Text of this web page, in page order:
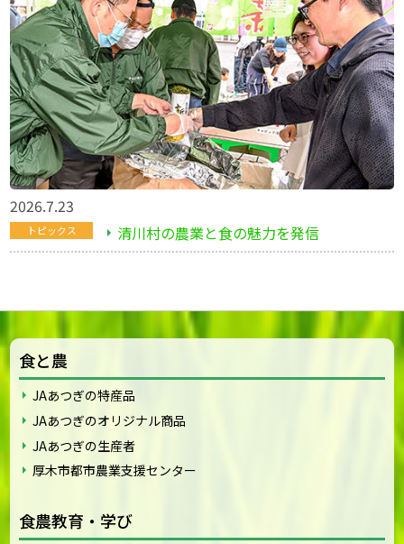
2026.7.23
トピックス 清川村の農業と食の魅力を発信
食と農
JAあつぎの特産品
JAあつぎのオリジナル商品
JAあつぎの生産者
厚木市都市農業支援センター
食農教育・学び